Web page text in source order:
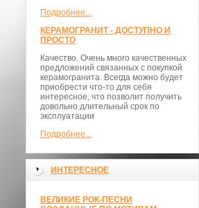
Подробнее...
КЕРАМОГРАНИТ - ДОСТУПНО И
ПРОСТО
Качество. Очень много качественных
предложений связанных с покупкой
керамогранита. Всегда можно будет
приобрести что-то для себя
интересное, что позволит получить
довольно длительный срок по
эксплуатации
Подробнее...
ИНТЕРЕСНОЕ
ВЕЛИКИЕ РОК-ПЕСНИ